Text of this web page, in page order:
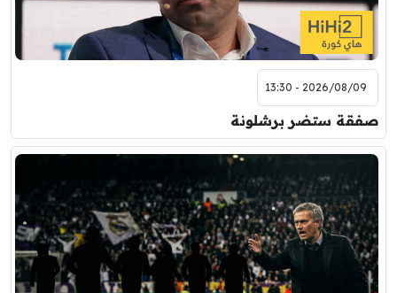
2026/08/09 - 13:30
صفقة ستضر برشلونة